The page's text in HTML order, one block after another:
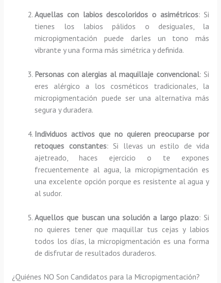
Aquellas con labios descoloridos o asimétricos: Si
tienes los labios pálidos o desiguales, la
micropigmentación puede darles un tono más
vibrante y una forma más simétrica y definida.
Personas con alergias al maquillaje convencional: Si
eres alérgico a los cosméticos tradicionales, la
micropigmentación puede ser una alternativa más
segura y duradera.
Individuos activos que no quieren preocuparse por
retoques constantes: Si llevas un estilo de vida
ajetreado, haces ejercicio o te expones
frecuentemente al agua, la micropigmentación es
una excelente opción porque es resistente al agua y
al sudor.
Aquellos que buscan una solución a largo plazo: Si
no quieres tener que maquillar tus cejas y labios
todos los días, la micropigmentación es una forma
de disfrutar de resultados duraderos.
¿Quiénes NO Son Candidatos para la Micropigmentación?